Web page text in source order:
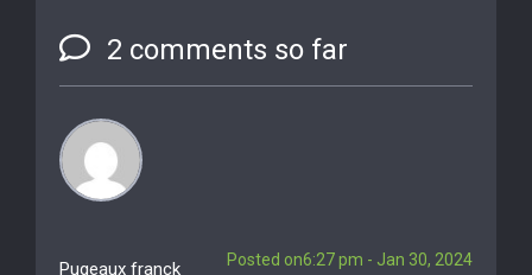
2 comments so far
Pugeaux franck Posted on6:27 pm - Jan 30, 2024